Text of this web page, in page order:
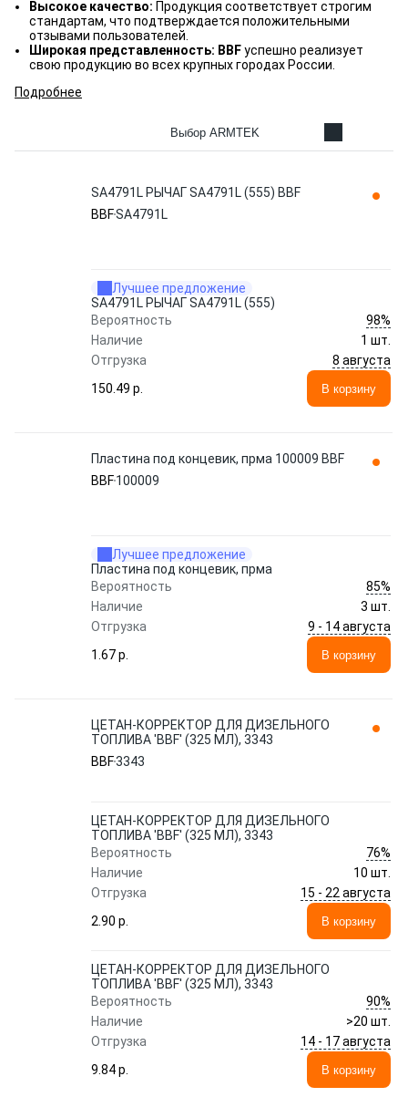
Высокое качество: Продукция соответствует строгим
стандартам, что подтверждается положительными
отзывами пользователей.
Широкая представленность: BBFуспешно реализует
свою продукцию во всех крупных городах России.
Подробнее
Выбор ARMTEK
SA4791L РЫЧАГ SA4791L (555) BBF
BBFSA4791L
Лучшее предложение
SA4791L РЫЧАГ SA4791L (555)
Вероятность
98%
Наличие
1 шт.
Отгрузка
8 августа
150.49 p.
В корзину
Пластина под концевик, прма 100009 BBF
BBF100009
Лучшее предложение
Пластина под концевик, прма
Вероятность
85%
Наличие
3 шт.
Отгрузка
9 - 14 августа
1.67 p.
В корзину
ЦЕТАН-КОРРЕКТОР ДЛЯ ДИЗЕЛЬНОГО
ТОПЛИВА 'BBF' (325 МЛ), 3343
BBF3343
ЦЕТАН-КОРРЕКТОР ДЛЯ ДИЗЕЛЬНОГО
ТОПЛИВА 'BBF' (325 МЛ), 3343
Вероятность
76%
Наличие
10 шт.
Отгрузка
15 - 22 августа
2.90 p.
В корзину
ЦЕТАН-КОРРЕКТОР ДЛЯ ДИЗЕЛЬНОГО
ТОПЛИВА 'BBF' (325 МЛ), 3343
Вероятность
90%
Наличие
>20 шт.
Отгрузка
14 - 17 августа
9.84 p.
В корзину